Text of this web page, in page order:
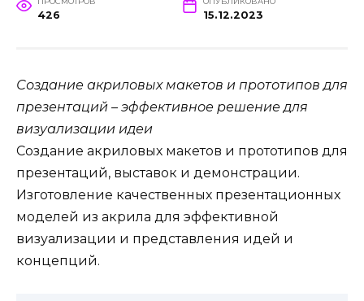
426 15.12.2023
Создание акриловых макетов и прототипов для
презентаций – эффективное решение для
визуализации идеи
Создание акриловых макетов и прототипов для
презентаций, выставок и демонстрации.
Изготовление качественных презентационных
моделей из акрила для эффективной
визуализации и представления идей и
концепций.